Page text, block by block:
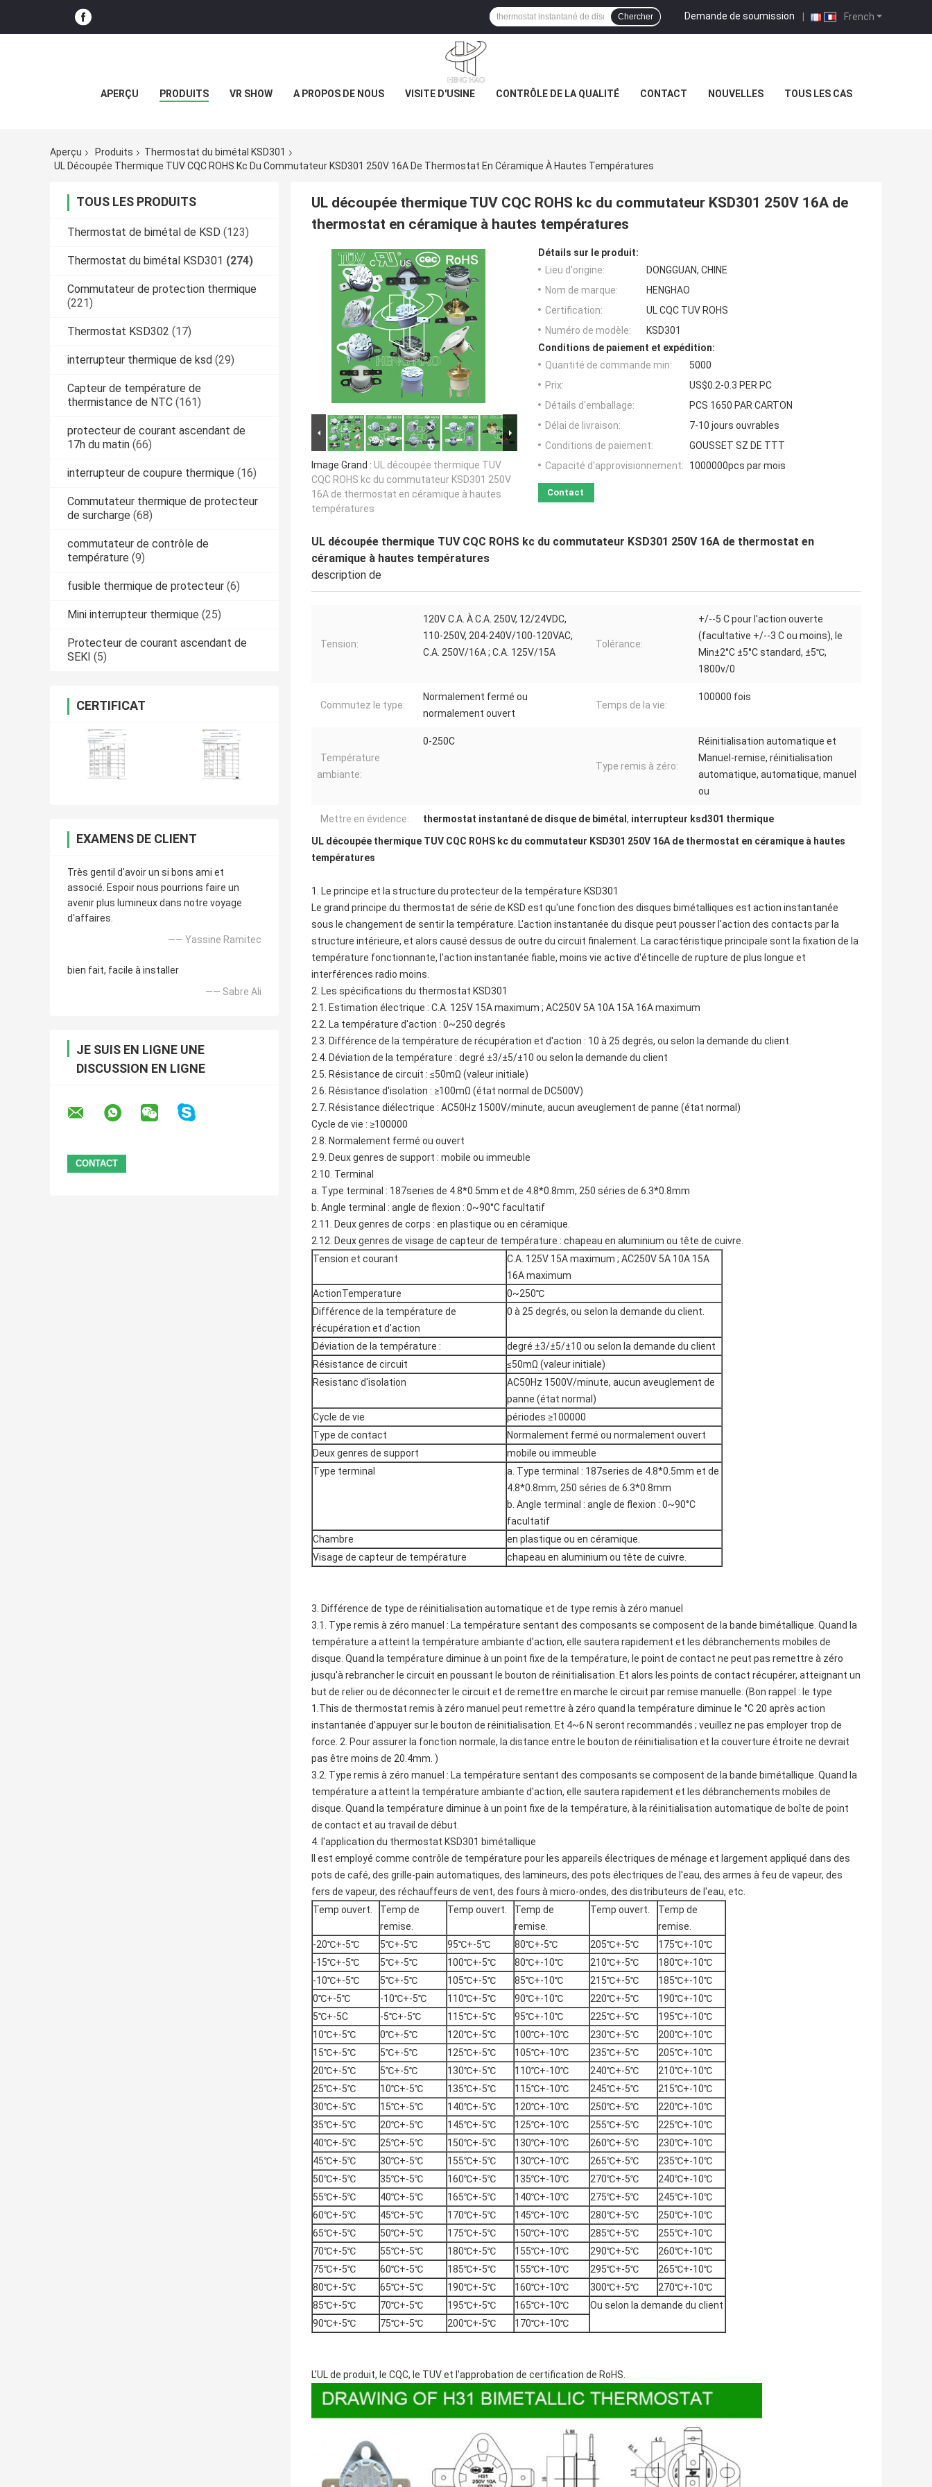
French
Demande de soumission |
Chercher
APERÇU PRODUITS VR SHOW A PROPOS DE NOUS VISITE D'USINE CONTRÔLE DE LA QUALITÉ CONTACT NOUVELLES TOUS LES CAS
Aperçu Produits
Thermostat du bimétal KSD301
UL Découpée Thermique TUV CQC ROHS Kc Du Commutateur KSD301 250V 16A De Thermostat En Céramique À Hautes Températures
TOUS LES PRODUITS
Thermostat de bimétal de KSD (123)
Thermostat du bimétal KSD301 (274)
Commutateur de protection thermique
(221)
Thermostat KSD302 (17)
interrupteur thermique de ksd (29)
Capteur de température de
thermistance de NTC (161)
protecteur de courant ascendant de
17h du matin (66)
interrupteur de coupure thermique (16)
Commutateur thermique de protecteur
de surcharge (68)
commutateur de contrôle de
température (9)
fusible thermique de protecteur (6)
Mini interrupteur thermique (25)
Protecteur de courant ascendant de
SEKI (5)
CERTIFICAT
EXAMENS DE CLIENT
Très gentil d'avoir un si bons ami et
associé. Espoir nous pourrions faire un
avenir plus lumineux dans notre voyage
d'affaires.
—— Yassine Ramitec
bien fait, facile à installer
—— Sabre Ali
JE SUIS EN LIGNE UNE
DISCUSSION EN LIGNE
UL découpée thermique TUV CQC ROHS kc du commutateur KSD301 250V 16A de
thermostat en céramique à hautes températures
Image Grand : UL découpée thermique TUV
CQC ROHS kc du commutateur KSD301 250V
16A de thermostat en céramique à hautes
températures
Détails sur le produit:
Lieu d'origine:
DONGGUAN, CHINE
Nom de marque:
HENGHAO
Certification:
UL CQC TUV ROHS
Numéro de modèle:
KSD301
Conditions de paiement et expédition:
Quantité de commande min:
5000
Prix:
US$0.2-0.3 PER PC
Détails d'emballage:
PCS 1650 PAR CARTON
Délai de livraison:
7-10 jours ouvrables
Conditions de paiement:
GOUSSET SZ DE TTT
Capacité d'approvisionnement:
1000000pcs par mois
Contact
UL découpée thermique TUV CQC ROHS kc du commutateur KSD301 250V 16A de thermostat en
céramique à hautes températures
description de
Tension:
120V C.A. À C.A. 250V, 12/24VDC,
110-250V, 204-240V/100-120VAC,
C.A. 250V/16A ; C.A. 125V/15A
Tolérance:
+/--5 C pour l'action ouverte
(facultative +/--3 C ou moins), le
Min±2°C ±5°C standard, ±5℃,
1800v/0
Commutez le type:
Normalement fermé ou
normalement ouvert
Temps de la vie:
100000 fois
Température
ambiante:
0-250C
Type remis à zéro:
Réinitialisation automatique et
Manuel-remise, réinitialisation
automatique, automatique, manuel
ou
Mettre en évidence: thermostat instantané de disque de bimétal, interrupteur ksd301 thermique
UL découpée thermique TUV CQC ROHS kc du commutateur KSD301 250V 16A de thermostat en céramique à hautes
températures
1. Le principe et la structure du protecteurde la température KSD301
Le grand principe du thermostat de série de KSD est qu'une fonction des disques bimétalliques est action instantanée
sous le changement de sentir la température. L'action instantanée du disque peut pousser l'action des contacts par la
structure intérieure, et alors causé dessus de outre du circuit finalement. La caractéristique principale sont la fixation de la
température fonctionnante, l'action instantanée fiable, moins vie active d'étincelle de rupture de plus longue et
interférences radio moins.
2. Les spécifications du thermostat KSD301
2.1. Estimation électrique : C.A. 125V 15A maximum ; AC250V 5A 10A 15A 16A maximum
2.2. La température d'action : 0~250 degrés
2.3. Différence de la température de récupération et d'action : 10 à 25 degrés, ou selon la demande du client.
2.4. Déviation de la température : degré ±3/±5/±10 ou selon la demande du client
2.5. Résistance de circuit : ≤50mΩ (valeur initiale)
2.6. Résistance d'isolation : ≥100mΩ (état normal de DC500V)
2.7. Résistance diélectrique : AC50Hz 1500V/minute, aucun aveuglement de panne (état normal)
Cycle de vie : ≥100000
2.8. Normalement fermé ou ouvert
2.9. Deux genres de support : mobile ou immeuble
2.10. Terminal
a. Type terminal : 187series de 4.8*0.5mm et de 4.8*0.8mm, 250 séries de 6.3*0.8mm
b. Angle terminal : angle de flexion : 0~90°C facultatif
2.11. Deux genres de corps : en plastique ou en céramique.
2.12. Deux genres de visage de capteur de température : chapeau en aluminium ou tête de cuivre.
Tension et courant
C.A. 125V 15A maximum ; AC250V 5A 10A 15A
16A maximum
ActionTemperature
0~250℃
Différence de la température de
récupération et d'action
0 à 25 degrés, ou selon la demande du client.
Déviation de la température :
degré ±3/±5/±10 ou selon la demande du client
Résistance de circuit
≤50mΩ (valeur initiale)
Resistanc d'isolation
AC50Hz 1500V/minute, aucun aveuglement de
panne (état normal)
Cycle de vie
périodes ≥100000
Type de contact
Normalement fermé ou normalement ouvert
Deux genres de support
mobile ou immeuble
Type terminal
a. Type terminal : 187series de 4.8*0.5mm et de
4.8*0.8mm, 250 séries de 6.3*0.8mm
b. Angle terminal : angle de flexion : 0~90°C
facultatif
Chambre
en plastique ou en céramique.
Visage de capteur de température
chapeau en aluminium ou tête de cuivre.
3. Différence de type de réinitialisation automatique et de type remis à zéro manuel
3.1. Type remis à zéro manuel : La température sentant des composants se composent de la bande bimétallique. Quand la
température a atteint la température ambiante d'action, elle sautera rapidement et les débranchements mobiles de
disque. Quand la température diminue à un point fixe de la température, le point de contact ne peut pas remettre à zéro
jusqu'à rebrancher le circuit en poussant le bouton de réinitialisation. Et alors les points de contact récupérer, atteignant un
but de relier ou de déconnecter le circuit et de remettre en marche le circuit par remise manuelle. (Bon rappel : le type
1.This de thermostat remis à zéro manuel peut remettre à zéro quand la température diminue le °C 20 après action
instantanée d'appuyer sur le bouton de réinitialisation. Et 4~6 N seront recommandés ; veuillez ne pas employer trop de
force. 2. Pour assurer la fonction normale, la distance entre le bouton de réinitialisation et la couverture étroite ne devrait
pas être moins de 20.4mm. )
3.2. Type remis à zéro manuel : La température sentant des composants se composent de la bande bimétallique. Quand la
température a atteint la température ambiante d'action, elle sautera rapidement et les débranchements mobiles de
disque. Quand la température diminue à un point fixe de la température, à la réinitialisation automatique de boîte de point
de contact et au travail de début.
4. l'application du thermostat KSD301 bimétallique
Il est employé comme contrôle de température pour les appareils électriques de ménage et largement appliqué dans des
pots de café, des grille-pain automatiques, des lamineurs, des pots électriques de l'eau, des armes à feu de vapeur, des
fers de vapeur, des réchauffeurs de vent, des fours à micro-ondes, des distributeurs de l'eau, etc.
Temp ouvert.
Temp de
remise.
Temp ouvert.
Temp de
remise.
Temp ouvert.
Temp de
remise.
-20℃+-5℃
5℃+-5℃ 95℃+-5℃ 80℃+-5℃ 205℃+-5℃
175℃+-10℃
-15℃+-5℃
5℃+-5℃ 100℃+-5℃ 80℃+-10℃ 210℃+-5℃
180℃+-10℃
-10℃+-5℃
5℃+-5℃ 105℃+-5℃ 85℃+-10℃ 215℃+-5℃
185℃+-10℃
0℃+-5℃
-10℃+-5℃ 110℃+-5℃ 90℃+-10℃ 220℃+-5℃
190℃+-10℃
5℃+-5C
-5℃+-5℃ 115℃+-5℃ 95℃+-10℃ 225℃+-5℃
195℃+-10℃
10℃+-5℃
0℃+-5℃ 120℃+-5℃ 100℃+-10℃ 230℃+-5℃
200℃+-10℃
15℃+-5℃
5℃+-5℃ 125℃+-5℃ 105℃+-10℃ 235℃+-5℃
205℃+-10℃
20℃+-5℃
5℃+-5℃ 130℃+-5℃ 110℃+-10℃ 240℃+-5℃
210℃+-10℃
25℃+-5℃
10℃+-5℃ 135℃+-5℃ 115℃+-10℃ 245℃+-5℃
215℃+-10℃
30℃+-5℃
15℃+-5℃ 140℃+-5℃ 120℃+-10℃ 250℃+-5℃
220℃+-10℃
35℃+-5℃
20℃+-5℃ 145℃+-5℃ 125℃+-10℃ 255℃+-5℃
225℃+-10℃
40℃+-5℃
25℃+-5℃ 150℃+-5℃ 130℃+-10℃ 260℃+-5℃
230℃+-10℃
45℃+-5℃
30℃+-5℃ 155℃+-5℃ 130℃+-10℃ 265℃+-5℃
235℃+-10℃
50℃+-5℃
35℃+-5℃ 160℃+-5℃ 135℃+-10℃ 270℃+-5℃
240℃+-10℃
55℃+-5℃
40℃+-5℃ 165℃+-5℃ 140℃+-10℃ 275℃+-5℃
245℃+-10℃
60℃+-5℃
45℃+-5℃ 170℃+-5℃ 145℃+-10℃ 280℃+-5℃
250℃+-10℃
65℃+-5℃
50℃+-5℃ 175℃+-5℃ 150℃+-10℃ 285℃+-5℃
255℃+-10℃
70℃+-5℃
55℃+-5℃ 180℃+-5℃ 155℃+-10℃ 290℃+-5℃
260℃+-10℃
75℃+-5℃
60℃+-5℃ 185℃+-5℃ 155℃+-10℃ 295℃+-5℃
265℃+-10℃
80℃+-5℃
65℃+-5℃ 190℃+-5℃ 160℃+-10℃ 300℃+-5℃
270℃+-10℃
85℃+-5℃
70℃+-5℃ 195℃+-5℃ 165℃+-10℃
Ou selon la demande du client
90℃+-5℃
75℃+-5℃ 200℃+-5℃ 170℃+-10℃
L'UL de produit, le CQC, le TUV et l'approbation de certification de RoHS.